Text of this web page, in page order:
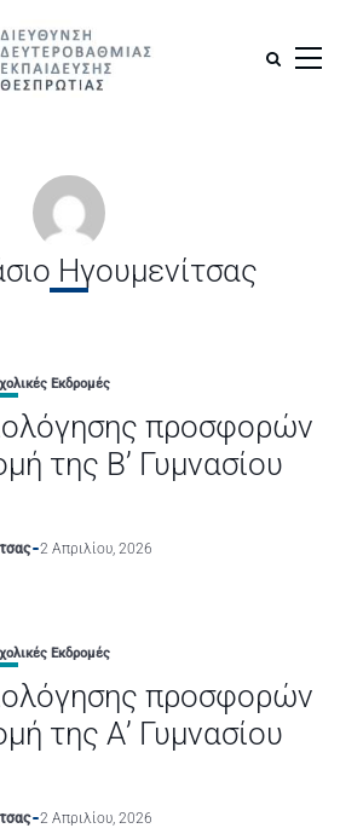
Ηγουμενίτσας
Εκδρομές
προσφορών
της Β’ Γυμνασίου
2 Απριλίου, 2026
Εκδρομές
προσφορών
της Α’ Γυμνασίου
2 Απριλίου, 2026